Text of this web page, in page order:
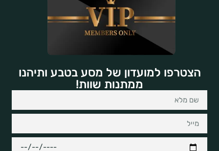
הצטרפו למועדון של מסע בטבע ותיהנו
ממתנות שוות!